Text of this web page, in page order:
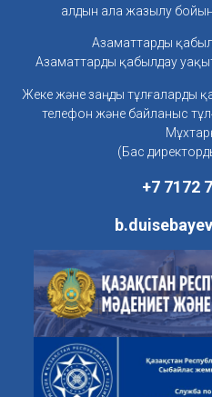
алдын ала жазылу
Азаматтарды
Азаматтарды қабылдау
Жеке және заңды тұлғаларды
телефон және байланыс
(Бас
+7 7172